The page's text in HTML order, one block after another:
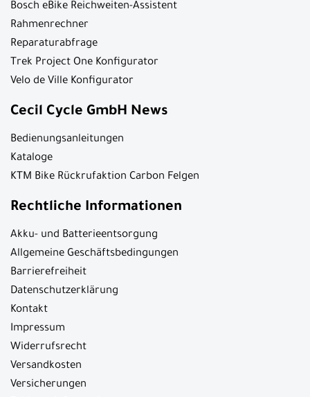
Bosch eBike Reichweiten-Assistent
Rahmenrechner
Reparaturabfrage
Trek Project One Konfigurator
Velo de Ville Konfigurator
Cecil Cycle GmbH News
Bedienungsanleitungen
Kataloge
KTM Bike Rückrufaktion Carbon Felgen
Rechtliche Informationen
Akku- und Batterieentsorgung
Allgemeine Geschäftsbedingungen
Barrierefreiheit
Datenschutzerklärung
Kontakt
Impressum
Widerrufsrecht
Versandkosten
Versicherungen